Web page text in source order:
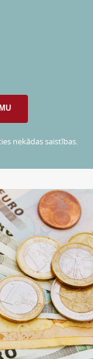
nekādas saistības.